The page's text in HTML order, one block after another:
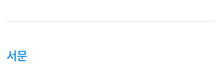
서문